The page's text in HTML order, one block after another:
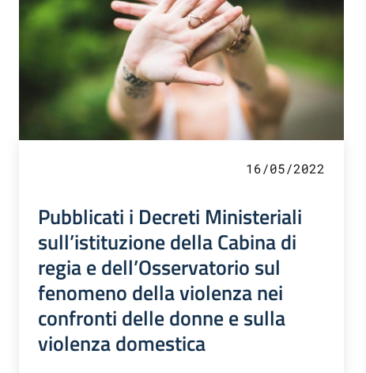
16/05/2022
Pubblicati i Decreti Ministeriali
sull’istituzione della Cabina di
regia e dell’Osservatorio sul
fenomeno della violenza nei
confronti delle donne e sulla
violenza domestica